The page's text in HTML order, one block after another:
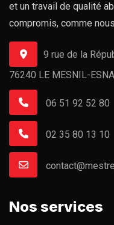
et un travail de qualité
compromis, comme
9 rue de la
76240 LE MESNIL-
06 51 92 52 80
02 35 80 13 10
Nos services